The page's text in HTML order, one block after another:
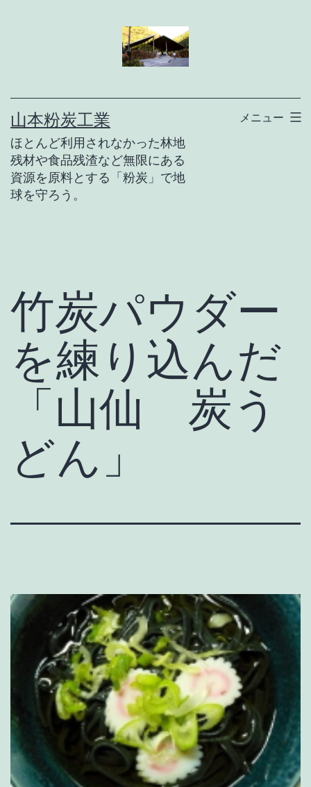
へ
ス
キ
ッ
山本粉炭工業
ほとんど利用されなかった林地
残材や食品残渣など無限にある
資源を原料とする「粉炭」で地
球を守ろう。
メニュー
竹炭パウダー
を練り込んだ
「山仙 炭う
どん」